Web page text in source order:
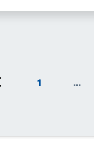
precedente
Prima pagina
1 …